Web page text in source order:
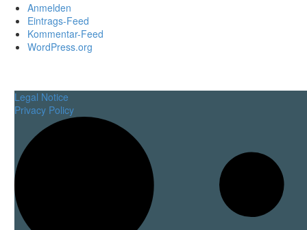
Anmelden
Eintrags-Feed
Kommentar-Feed
WordPress.org
Legal Notice
Privacy Policy